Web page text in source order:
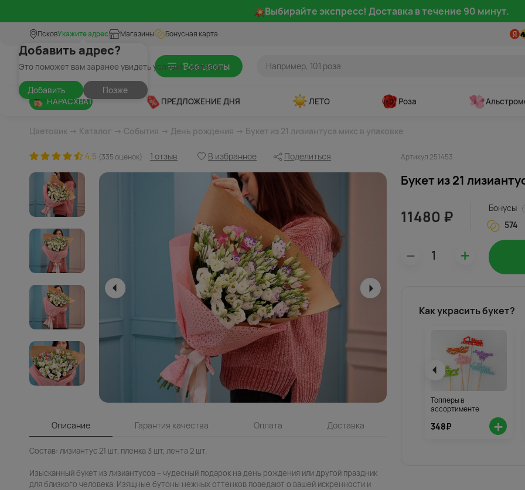
Выбирайте экспресс! Доставка в течение 90 минут.
ПсковУкажите адрес
Добавить адрес?
Это поможет вам заранее увидеть условия доставки
Добавить Позже
Магазины Бонусная карта
Все цветы
НАРАСХВАТ ПРЕДЛОЖЕНИЕ ДНЯ ЛЕТО Роза
Цветовик → Каталог → События → День рождения → Букет из 21 лизиантуса микс в упаковке
4.5 (335 оценок) 1 отзыв В избранное Поделиться Артикул 251453
Описание Гарантия качества Оплата Доставка
Состав: лизиантус 21 шт, пленка 3 шт, лента 2 шт.
Изысканный букет из лизиантусов – чудесный подарок на день рождения или другой праздник
для близкого человека. Изящные бутоны нежных оттенков поведают о вашей искренности и
Букет из 21
11480 ₽
Бонусы
574
– +
Как украсить букет?
Топперы в
ассортименте
348₽ +